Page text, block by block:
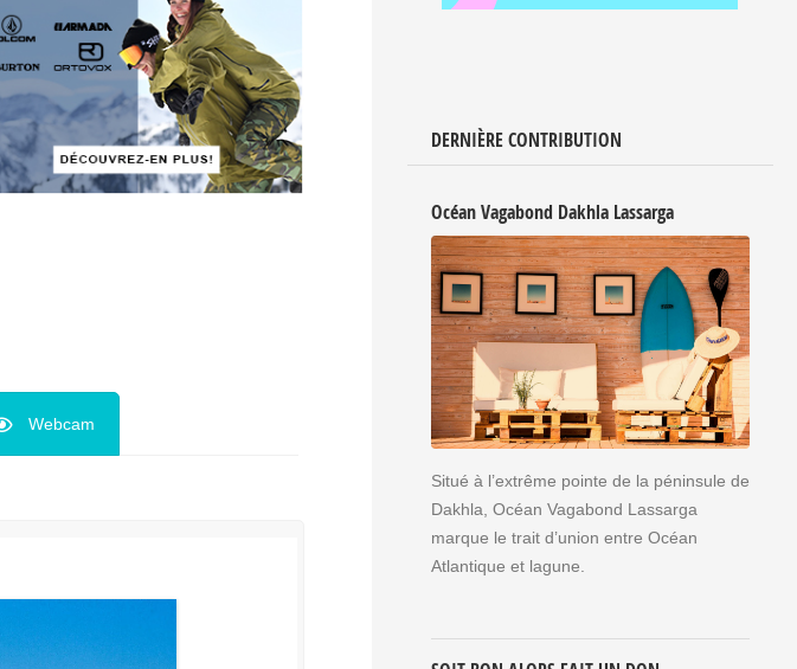
Webcam
DERNIÈRE CONTRIBUTION
Océan Vagabond Dakhla Lassarga
Situé à l’extrême pointe de la péninsule de
Dakhla, Océan Vagabond Lassarga
marque le trait d’union entre Océan
Atlantique et lagune.